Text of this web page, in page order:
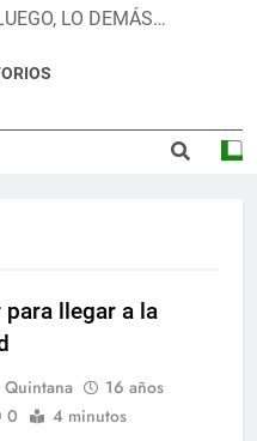
LO DEMÁS…
para llegar a la
Quintana
16 años
0 4 minutos